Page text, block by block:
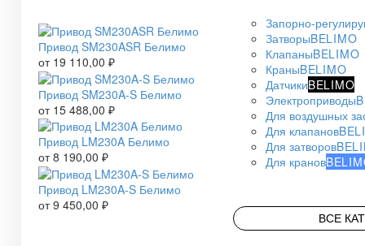
Привод SM230ASR Белимо
от 19 110,00 ₽
Привод SM230A-S Белимо
от 15 488,00 ₽
Привод LM230A Белимо
от8 190,00 ₽
Привод LM230A-S Белимо
от9 450,00 ₽
Запорно-
ЗатворыBELIMO
КлапаныBELIMO
КраныBELIMO
ДатчикиBELIMO
Электроприводы
Для воздушных
Для клапанов
Для затворов
Для кранов
ВСЕ